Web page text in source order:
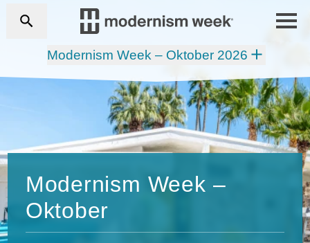
Modernism Week – Oktober 2026
Modernism Week –
Oktober